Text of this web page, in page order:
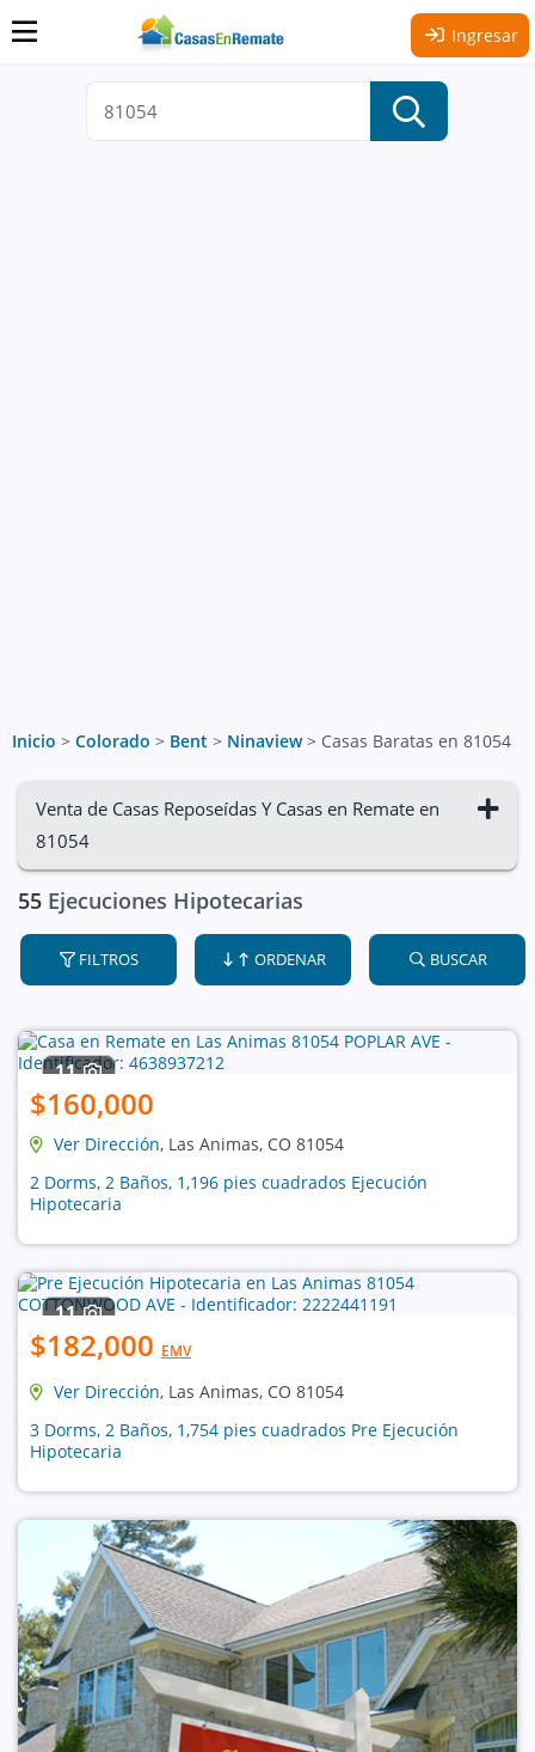
Ingresar
Inicio > Colorado > Bent > Ninaview> Casas Baratas en 81054
Venta de Casas Reposeídas Y Casas en Remate en
81054
55 Ejecuciones Hipotecarias
FILTROS ORDENAR BUSCAR
11
$160,000
Ver Dirección, Las Animas, CO 81054
2 Dorms, 2 Baños, 1,196 pies cuadrados Ejecución
Hipotecaria
11
$182,000 EMV
Ver Dirección, Las Animas, CO 81054
3 Dorms, 2 Baños, 1,754 pies cuadrados Pre Ejecución
Hipotecaria